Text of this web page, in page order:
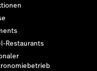
Restaurants